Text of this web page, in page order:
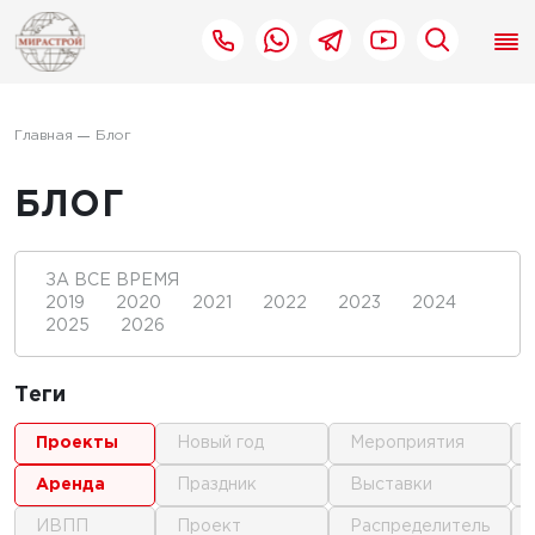
Главная Блог
БЛОГ
ЗА ВСЕ ВРЕМЯ
2019
2020 2021 2022 2023
2024
2025
2026
Теги
проекты
аренда
ИВПП
новый год
праздник
проект
мероприятия
выставки
распределитель